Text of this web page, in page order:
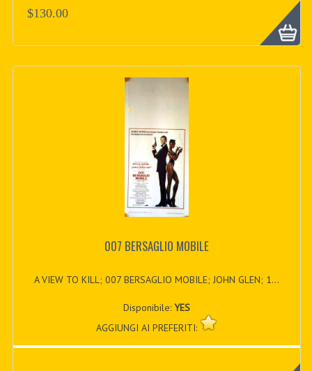
$130.00
007 BERSAGLIO MOBILE
A VIEW TO KILL; 007 BERSAGLIO MOBILE; JOHN GLEN; 1...
Disponibile: YES
AGGIUNGI AI PREFERITI: